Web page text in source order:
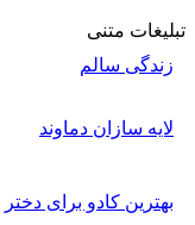
تبلیغات متنی
زندگی سالم
لایه سازان دماوند
بهترین کادو برای دختر